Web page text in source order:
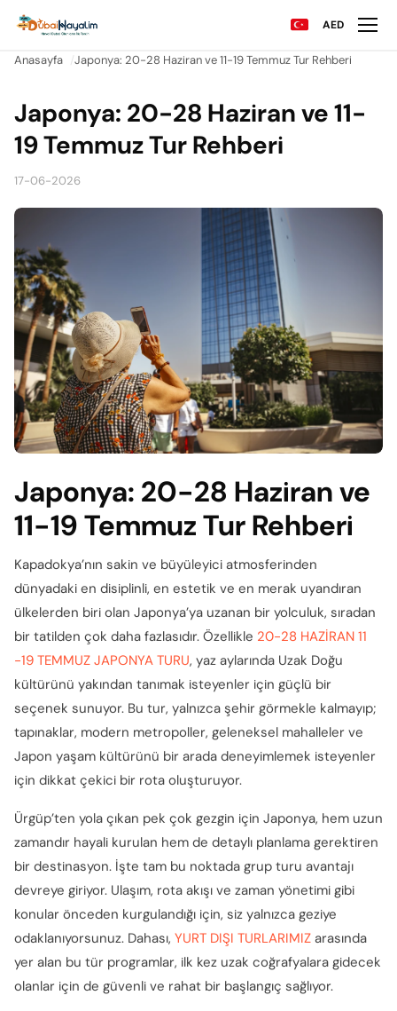
AED
Anasayfa Japonya: 20-28 Haziran ve 11-19 Temmuz Tur Rehberi
Japonya: 20-28 Haziran ve 11-
19 Temmuz Tur Rehberi
17-06-2026
Japonya: 20-28 Haziran ve
11-19 Temmuz Tur Rehberi
Kapadokya’nın sakin ve büyüleyici atmosferinden
dünyadaki en disiplinli, en estetik ve en merak uyandıran
ülkelerden biri olan Japonya’ya uzanan bir yolculuk, sıradan
bir tatilden çok daha fazlasıdır. Özellikle 20-28 HAZİRAN 11
-19 TEMMUZ JAPONYA TURU, yaz aylarında Uzak Doğu
kültürünü yakından tanımak isteyenler için güçlü bir
seçenek sunuyor. Bu tur, yalnızca şehir görmekle kalmayıp;
tapınaklar, modern metropoller, geleneksel mahalleler ve
Japon yaşam kültürünü bir arada deneyimlemek isteyenler
için dikkat çekici bir rota oluşturuyor.
Ürgüp’ten yola çıkan pek çok gezgin için Japonya, hem uzun
zamandır hayali kurulan hem de detaylı planlama gerektiren
bir destinasyon. İşte tam bu noktada grup turu avantajı
devreye giriyor. Ulaşım, rota akışı ve zaman yönetimi gibi
konular önceden kurgulandığı için, siz yalnızca geziye
odaklanıyorsunuz. Dahası, YURT DIŞI TURLARIMIZ arasında
yer alan bu tür programlar, ilk kez uzak coğrafyalara gidecek
olanlar için de güvenli ve rahat bir başlangıç sağlıyor.